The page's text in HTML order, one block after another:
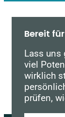
Bereit
Lass uns
viel
wirklich
prüfen,